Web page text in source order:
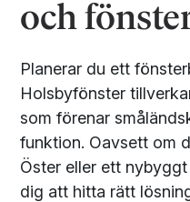
och
Planerar du ett
Holsbyfönster
som förenar
funktion. Oavsett om
Öster eller ett
dig att hitta rätt